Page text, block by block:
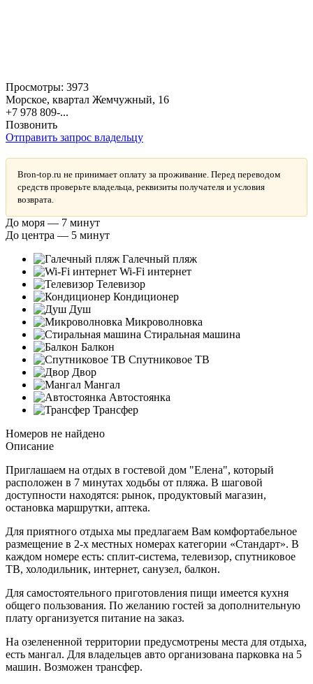
Просмотры: 3973
Морское, квартал Жемчужный, 16
+7 978 809-...
Позвонить
Отправить запрос владельцу
Bron-top.ru не принимает оплату за проживание. Перед переводом
средств проверьте владельца, реквизиты получателя и условия
возврата.
До моря — 7 минут
До центра — 5 минут
Галечный пляж
Wi-Fi интернет
Телевизор
Кондиционер
Душ
Микроволновка
Стиральная машина
Балкон
Спутниковое ТВ
Двор
Мангал
Автостоянка
Трансфер
Номеров не найдено
Описание
Приглашаем на отдых в гостевой дом "Елена", который
расположен в 7 минутах ходьбы от пляжа. В шаговой
доступности находятся: рынок, продуктовый магазин,
остановка маршрутки, аптека.
Для приятного отдыха мы предлагаем Вам комфортабельное
размещение в 2-х местных номерах категории «Стандарт». В
каждом номере есть: сплит-система, телевизор, спутниковое
ТВ, холодильник, интернет, санузел, балкон.
Для самостоятельного приготовления пищи имеется кухня
общего пользования. По желанию гостей за дополнительную
плату организуется питание на заказ.
На озелененной территории предусмотрены места для отдыха,
есть мангал. Для владельцев авто организована парковка на 5
машин. Возможен трансфер.